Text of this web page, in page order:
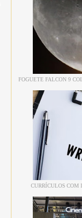
FOGUETE FALCON 9
CURRÍCULOS